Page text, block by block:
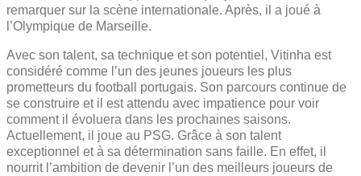
remarquer sur la scène internationale. Après, il a joué à
l’Olympique de Marseille.
Avec son talent, sa technique et son potentiel, Vitinha est
considéré comme l’un des jeunes joueurs les plus
prometteurs du football portugais. Son parcours continue de
se construire et il est attendu avec impatience pour voir
comment il évoluera dans les prochaines saisons.
Actuellement, il joue au PSG. Grâce à son talent
exceptionnel et à sa détermination sans faille. En effet, il
nourrit l’ambition de devenir l’un des meilleurs joueurs de